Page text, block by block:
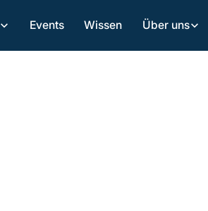
Events Wissen Über uns